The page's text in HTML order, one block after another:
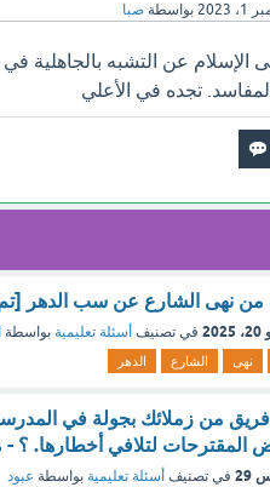
2023 بواسطة صبا
الإسلام عن التشبه بالجاهلية
تجده في الأعلي
من نهى الشارع عن سب الدهر
في تصنيف أسئلة تعليمية بواسطة
نهى الشارع الدهر
من زملائك بجولة في
المقترحات لتلافي أخطارها. ؟
29 في تصنيف أسئلة تعليمية بواسطة عبود